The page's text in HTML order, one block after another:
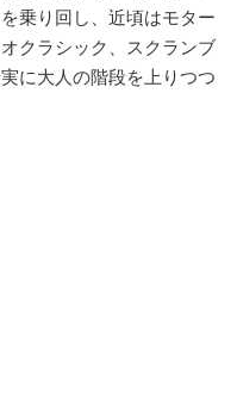
乗り回し、近頃はモター
クラシック、スクランブ
に大人の階段を上りつつ